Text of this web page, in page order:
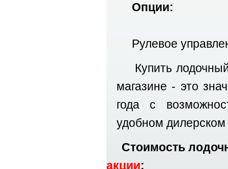
Опции:
Рулевое
Купить
магазине - это
года с
удобном
Стоимость
акции: